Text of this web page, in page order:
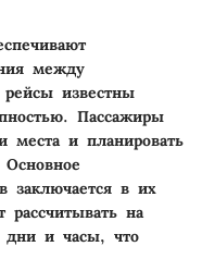
между
известны
Пассажиры
места и планировать
заключается в их
рассчитывать на
дни и часы, что